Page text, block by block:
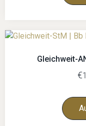
Gleichweit-
€